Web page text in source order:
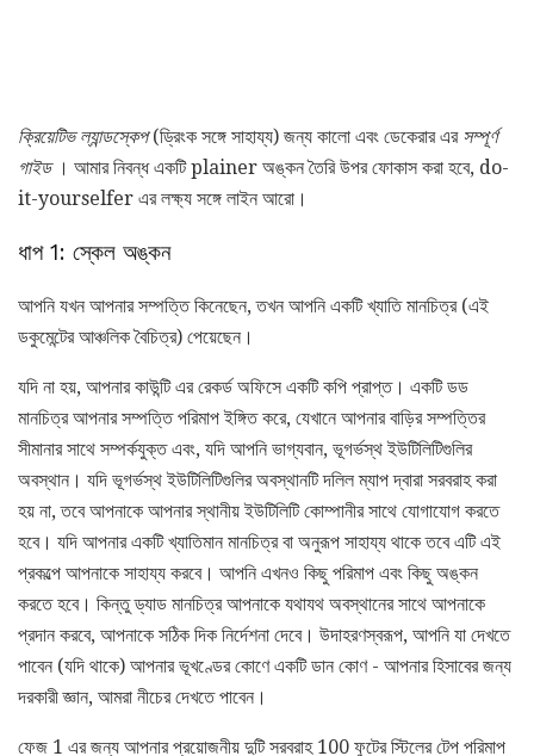
ক্রিয়েটিভ ল্যান্ডস্কেপ(ড্রিংক সঙ্গে সাহায্য) জন্য কালো এবং ডেকেরার এর সম্পূর্ণ
গাইড। আমার নিবন্ধ একটি plainer অঙ্কন তৈরি উপর ফোকাস করা হবে, do-
it-yourselfer এর লক্ষ্য সঙ্গে লাইন আরো।
ধাপ 1: স্কেল অঙ্কন
আপনি যখন আপনার সম্পত্তি কিনেছেন, তখন আপনি একটি খ্যাতি মানচিত্র (এই
ডকুমেন্টের আঞ্চলিক বৈচিত্র) পেয়েছেন।
যদি না হয়, আপনার কাউন্টি এর রেকর্ড অফিসে একটি কপি প্রাপ্ত। একটি ডড
মানচিত্র আপনার সম্পত্তি পরিমাপ ইঙ্গিত করে, যেখানে আপনার বাড়ির সম্পত্তির
সীমানার সাথে সম্পর্কযুক্ত এবং, যদি আপনি ভাগ্যবান, ভূগর্ভস্থ ইউটিলিটিগুলির
অবস্থান। যদি ভূগর্ভস্থ ইউটিলিটিগুলির অবস্থানটি দলিল ম্যাপ দ্বারা সরবরাহ করা
হয় না, তবে আপনাকে আপনার স্থানীয় ইউটিলিটি কোম্পানীর সাথে যোগাযোগ করতে
হবে। যদি আপনার একটি খ্যাতিমান মানচিত্র বা অনুরূপ সাহায্য থাকে তবে এটি এই
প্রকল্পে আপনাকে সাহায্য করবে। আপনি এখনও কিছু পরিমাপ এবং কিছু অঙ্কন
করতে হবে। কিন্তু ড্যাড মানচিত্র আপনাকে যথাযথ অবস্থানের সাথে আপনাকে
প্রদান করবে, আপনাকে সঠিক দিক নির্দেশনা দেবে। উদাহরণস্বরূপ, আপনি যা দেখতে
পাবেন (যদি থাকে) আপনার ভূখণ্ডের কোণে একটি ডান কোণ - আপনার হিসাবের জন্য
দরকারী জ্ঞান, আমরা নীচের দেখতে পাবেন।
ফেজ 1 এর জন্য আপনার প্রয়োজনীয় দুটি সরবরাহ 100 ফুটের স্টিলের টেপ পরিমাপ